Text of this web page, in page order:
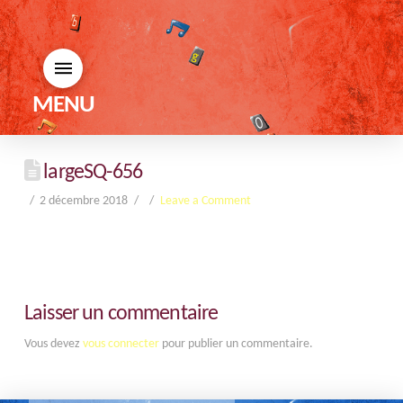
MENU
largeSQ-656
2 décembre 2018 Leave a Comment
Laisser un commentaire
Vous devez vous connecterpour publier un commentaire.